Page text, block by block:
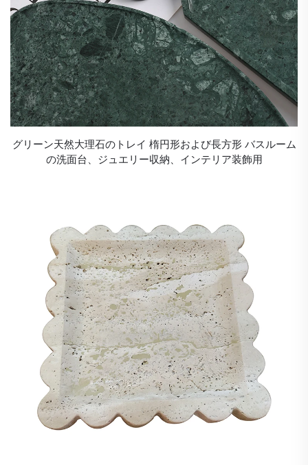
グリーン天然大理石のトレイ 楕円形および長方形 バスルーム
の洗面台、ジュエリー収納、インテリア装飾用